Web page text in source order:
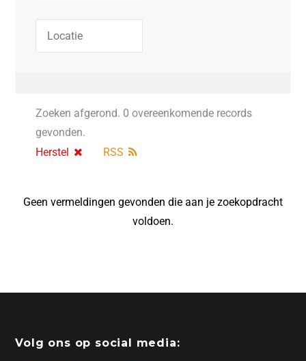
Zoeken afgerond. 0 overeenkomende records
gevonden.
Herstel
RSS
Geen vermeldingen gevonden die aan je zoekopdracht
voldoen.
Volg ons op social media: